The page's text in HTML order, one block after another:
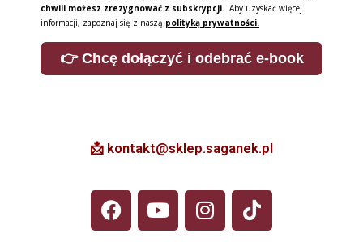
chwili możesz zrezygnować z subskrypcji. Aby uzyskać więcej
informacji, zapoznaj się z naszą polityką prywatności.
👉 Chcę dołączyć i odebrać e-book
📩 kontakt@sklep.saganek.pl